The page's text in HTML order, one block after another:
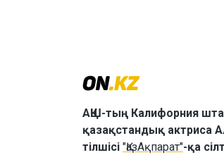
АҚШ-тың Калифорния
қазақстандық актриса
тілшісі "ҚазАқпарат"-қа